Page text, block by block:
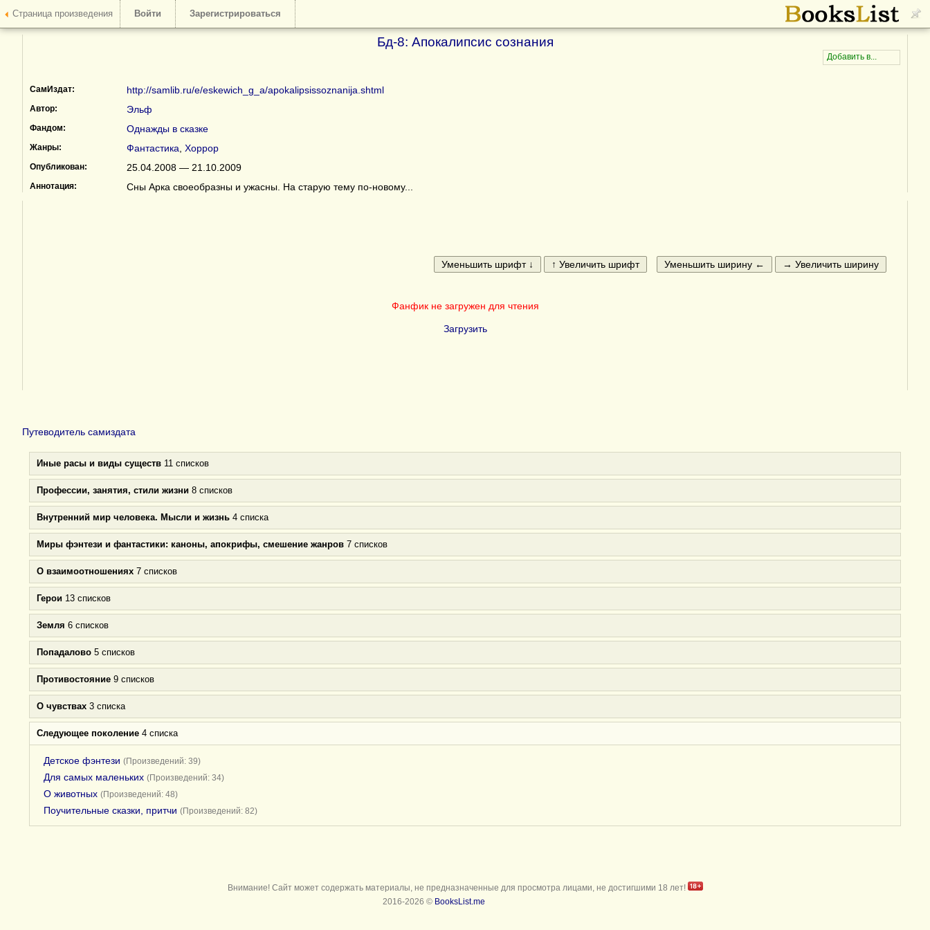
Страница произведения Войти Зарегистрироваться
Бд-8: Апокалипсис сознания
СамИздат: http://samlib.ru/e/eskewich_g_a/apokalipsissoznanija.shtml
Автор: Эльф
Фандом: Однажды в сказке
Жанры: Фантастика Хоррор
Опубликован: 25.04.2008 — 21.10.2009
Аннотация: Сны Арка своеобразны и ужасны. На старую тему по-новому...
Фанфик не загружен для чтения
Загрузить
Путеводитель самиздата
Иные расы и виды существ 11 списков
Профессии, занятия, стили жизни 8 списков
Внутренний мир человека. Мысли и жизнь 4 списка
Миры фэнтези и фантастики: каноны, апокрифы, смешение жанров 7 списков
О взаимоотношениях 7 списков
Герои 13 списков
Земля 6 списков
Попадалово 5 списков
Противостояние 9 списков
О чувствах 3 списка
Следующее поколение 4 списка
Детское фэнтези (Произведений: 39)
Для самых маленьких (Произведений: 34)
О животных (Произведений: 48)
Поучительные сказки, притчи (Произведений: 82)
Внимание! Сайт может содержать материалы, не предназначенные для просмотра лицами, не достигшими 18 лет!
2016-2026 © BooksList.me